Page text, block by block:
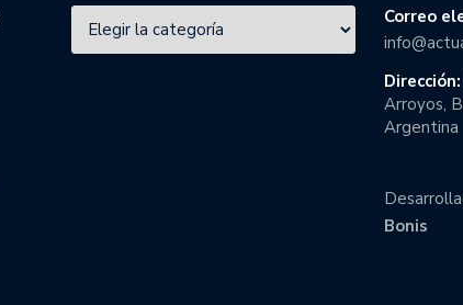
Correo
Dirección:
Arroyos,
Argentina
Bonis